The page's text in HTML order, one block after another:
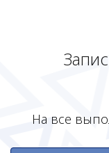
На все